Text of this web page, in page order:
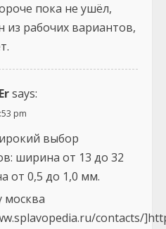
пока не ушёл,
из рабочих вариантов,
says:
pm
выбор
ширина от 13 до 32
от 0,5 до 1,0 мм.
москва
contacts/